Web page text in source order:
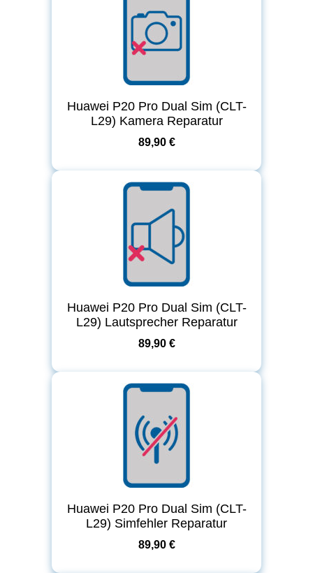
Huawei P20 Pro Dual Sim (CLT-
L29) Kamera Reparatur
89,90 €
Huawei P20 Pro Dual Sim (CLT-
L29) Lautsprecher Reparatur
89,90 €
Huawei P20 Pro Dual Sim (CLT-
L29) Simfehler Reparatur
89,90 €